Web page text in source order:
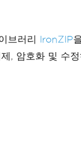
브러리 IronZIP
, 암호화 및 수